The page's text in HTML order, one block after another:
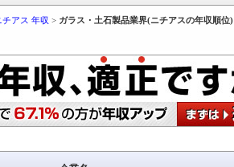
チアス 年収 > ガラス・土石製品業界(ニチアスの年収順位)